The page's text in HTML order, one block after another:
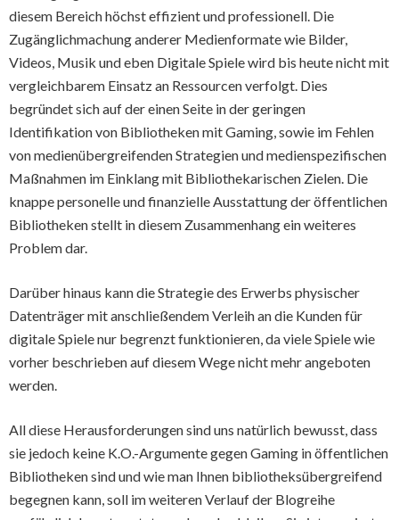
diesem Bereich höchst effizient und professionell. Die
Zugänglichmachung anderer Medienformate wie Bilder,
Videos, Musik und eben Digitale Spiele wird bis heute nicht mit
vergleichbarem Einsatz an Ressourcen verfolgt. Dies
begründet sich auf der einen Seite in der geringen
Identifikation von Bibliotheken mit Gaming, sowie im Fehlen
von medienübergreifenden Strategien und medienspezifischen
Maßnahmen im Einklang mit Bibliothekarischen Zielen. Die
knappe personelle und finanzielle Ausstattung der öffentlichen
Bibliotheken stellt in diesem Zusammenhang ein weiteres
Problem dar.
Darüber hinaus kann die Strategie des Erwerbs physischer
Datenträger mit anschließendem Verleih an die Kunden für
digitale Spiele nur begrenzt funktionieren, da viele Spiele wie
vorher beschrieben auf diesem Wege nicht mehr angeboten
werden.
All diese Herausforderungen sind uns natürlich bewusst, dass
sie jedoch keine K.O.-Argumente gegen Gaming in öffentlichen
Bibliotheken sind und wie man Ihnen bibliotheksübergreifend
begegnen kann, soll im weiteren Verlauf der Blogreihe